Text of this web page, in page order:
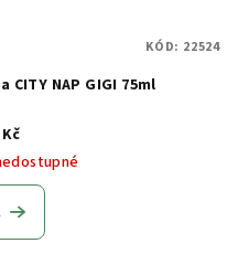
NAP GIGI 75ml
KÓD: 22524